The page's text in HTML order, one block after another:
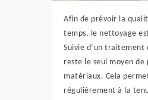
Afin de prévoir la
temps, le nettoyage
Suivie d’un
reste le seul moyen de
matériaux. Cela
régulièrement à la